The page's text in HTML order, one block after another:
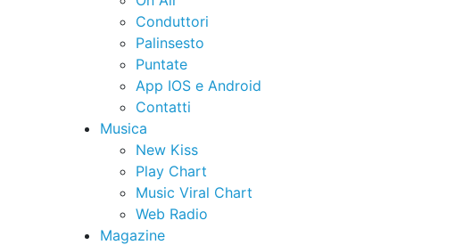
Conduttori
Palinsesto
Puntate
App IOS e Android
Contatti
Musica
New Kiss
Play Chart
Music Viral Chart
Web Radio
Magazine